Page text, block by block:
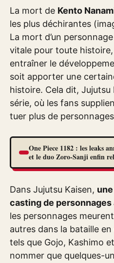
La mort de Kento
les plus déchirantes
La mort d’un
vitale pour toute
entraîner le
soit apporter une
histoire. Cela dit, Jujutsu
série, où les fans
tuer plus de
One Piece 1182 : les leaks
et le duo Zoro-Sanji enfin
Dans Jujutsu Kaisen,
casting de
les personnages
autres dans la bataille
tels que Gojo, Kashimo
nommer que quelques-